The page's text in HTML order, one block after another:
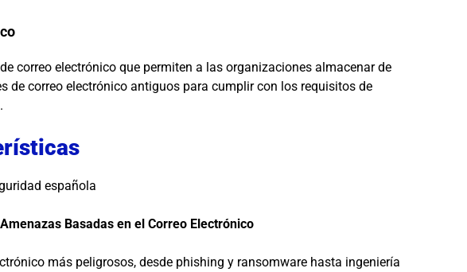
correo electrónico que permiten a las organizaciones almacenar de
de correo electrónico antiguos para cumplir con los requisitos de
española
Basadas en el Correo Electrónico
más peligrosos, desde phishing y ransomware hasta ingeniería